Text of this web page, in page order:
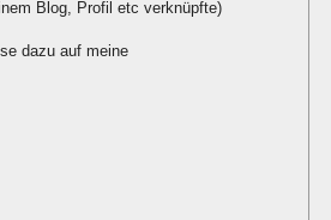
Blog, Profil etc verknüpfte)
dazu auf meine